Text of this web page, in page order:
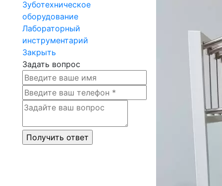
Зуботехническое
оборудование
Лабораторный
инструментарий
Закрыть
Задать вопрос